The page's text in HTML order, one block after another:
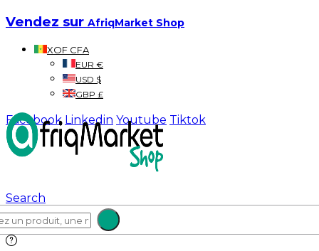
Vendez sur AfriqMarket Shop
XOF CFA
EUR €
USD $
GBP £
Facebook Linkedin Youtube Tiktok
Search